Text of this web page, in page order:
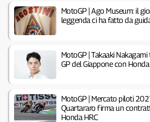
MotoGP | Ago Museum: il
leggenda ci ha fatto da
MotoGP | Takaaki
GP del Giappone con
MotoGP | Mercato piloti
Quartararo firma un
Honda HRC